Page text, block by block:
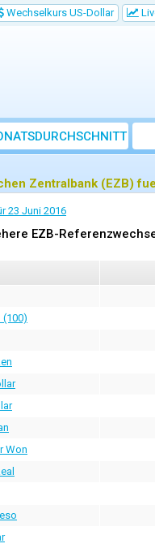
Wechselkurs US-Dollar
Zentralbank (EZB)
23 Juni 2016
EZB-
(100)
Won